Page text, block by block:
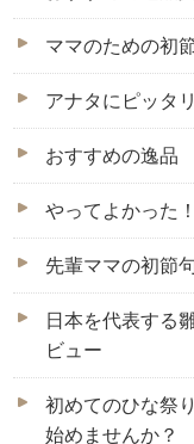
ママのための初
アナタにピッタ
おすすめの逸品
やってよかった
先輩ママの初節
日本を代表する
ビュー
初めてのひな祭
始めませんか？